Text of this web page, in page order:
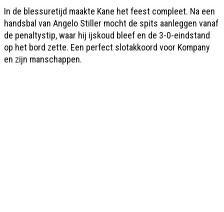
In de blessuretijd maakte Kane het feest compleet. Na een
handsbal van Angelo Stiller mocht de spits aanleggen vanaf
de penaltystip, waar hij ijskoud bleef en de 3-0-eindstand
op het bord zette. Een perfect slotakkoord voor Kompany
en zijn manschappen.